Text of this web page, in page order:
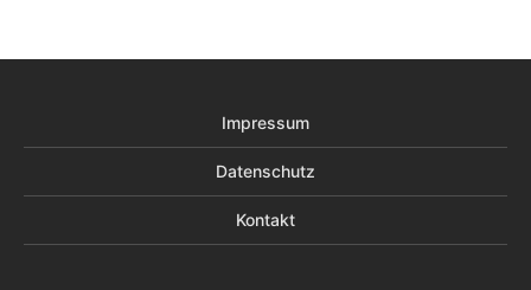
Impressum
Datenschutz
Kontakt